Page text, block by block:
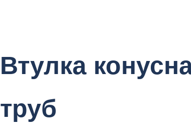
Втулка
труб